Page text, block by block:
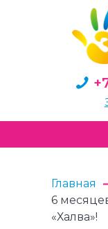
Главная
6
«Халва»!